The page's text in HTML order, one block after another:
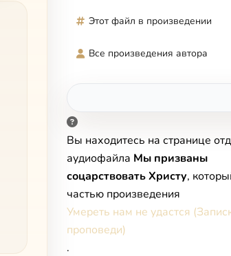
Этот файл в произведении
Все произведения автора
Вы находитесь на странице
аудиофайла Мы призваны
соцарствовать Христу,
частью произведения
Умереть нам не удастся
проповеди)
.